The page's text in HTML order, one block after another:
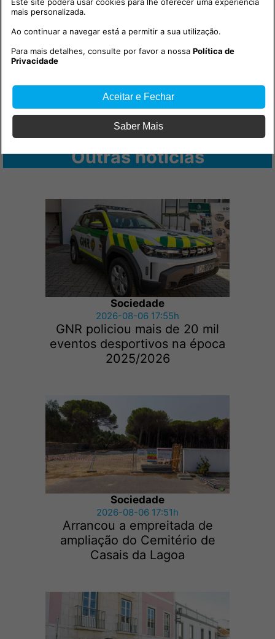
Outras notícias
Sociedade
2026-08-06 17:55h
GNR policiou mais de 20 mil
eventos desportivos na época
2025/2026
Sociedade
2026-08-06 17:51h
Arrancou a empreitada de
ampliação do Cemitério de
Casais da Lagoa
mais personalizada.
Ao continuar a navegar está a permitir a sua utilização.
Para mais detalhes, consulte por favor a nossaPolítica de
Privacidade
Aceitar e Fechar
Saber Mais